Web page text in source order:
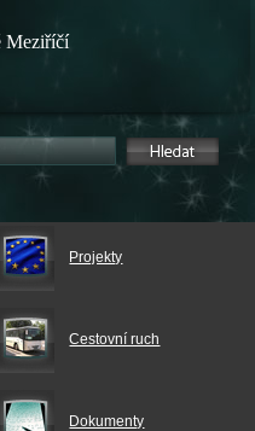
Meziříčí
Projekty
Cestovní ruch
Dokumenty